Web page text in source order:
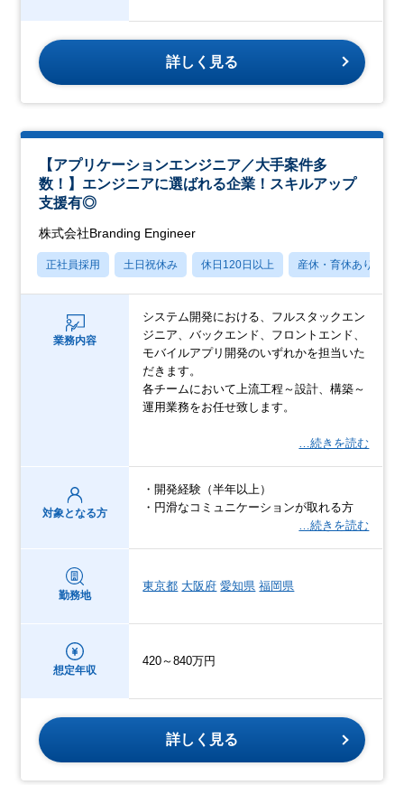
詳しく見る
【アプリケーションエンジニア／大手案件多
数！】エンジニアに選ばれる企業！スキルアップ
支援有◎
株式会社Branding Engineer
正社員採用 土日祝休み 休日120日以上 産休・育休あり
業務内容
システム開発における、フルスタックエン
ジニア、バックエンド、フロントエンド、
モバイルアプリ開発のいずれかを担当いた
だきます。
各チームにおいて上流工程～設計、構築～
運用業務をお任せ致します。
…続きを読む
対象となる方
・開発経験（半年以上）
・円滑なコミュニケーションが取れる方
…続きを読む
勤務地
東京都 大阪府 愛知県 福岡県
想定年収
420～840万円
詳しく見る